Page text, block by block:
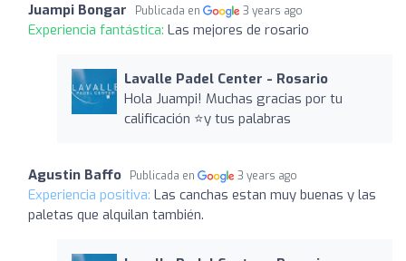
Juampi Bongar Publicada en 3 years ago
Experiencia fantástica: Las mejores de rosario
Lavalle Padel Center - Rosario
Hola Juampi! Muchas gracias por tu
calificación ⭐️y tus palabras
Agustin Baffo Publicada en 3 years ago
Experiencia positiva: Las canchas estan muy buenas y las
paletas que alquilan también.